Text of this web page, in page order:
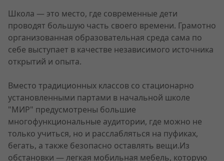
Школа — это место, где современные дети
проводят большую часть своего времени. Грамотно
организованная образовательная среда сама по
себе выступает в качестве независимого источника
открытий и опыта.
Вместо традиционных классов со стационарно
установленными партами в начальной школе
"МИР" предусмотрены большие
многофункциональные аудитории, где можно не
только учиться, но и расслабляться на пуфиках,
бегать, а также безопасно оставлять вещи.Из
обстановки — легкая мобильная мебель, которую